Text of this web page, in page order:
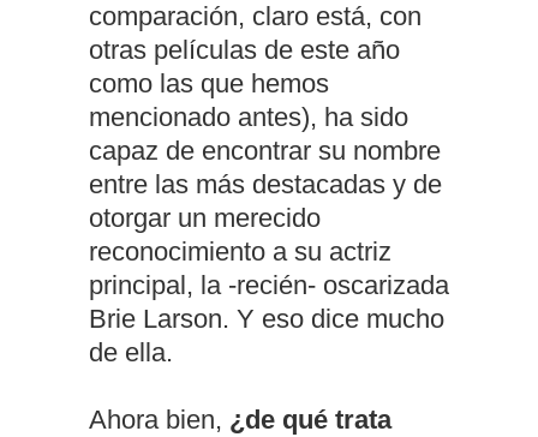
comparación, claro está, con
otras películas de este año
como las que hemos
mencionado antes), ha sido
capaz de encontrar su nombre
entre las más destacadas y de
otorgar un merecido
reconocimiento a su actriz
principal, la -recién- oscarizada
Brie Larson. Y eso dice mucho
de ella.
Ahora bien, ¿de qué trata